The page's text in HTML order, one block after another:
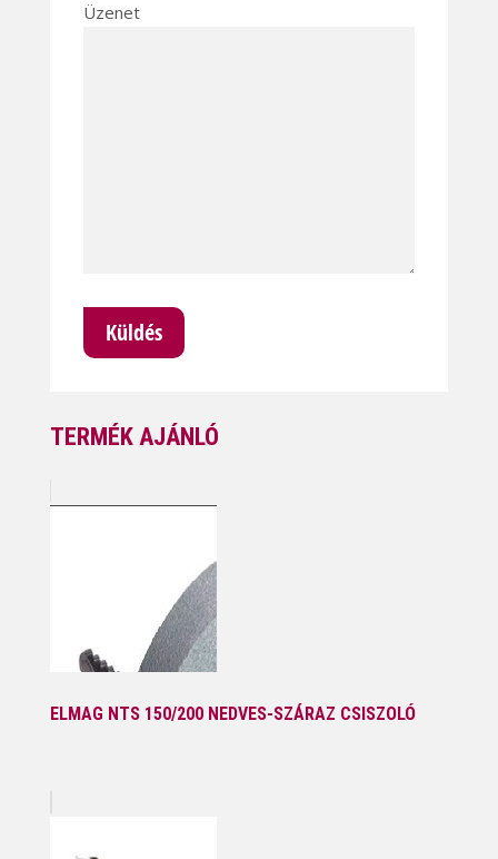
Üzenet
TERMÉK AJÁNLÓ
ELMAG NTS 150/200 NEDVES-SZÁRAZ CSISZOLÓ